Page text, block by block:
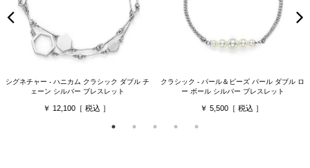
シグネチャー - ハニカム クラシック ダブル チ
ェーン シルバー ブレスレット
12,100
クラシック - パール＆ビーズ パール ダブル ロ
ー ボール シルバー ブレスレット
5,500